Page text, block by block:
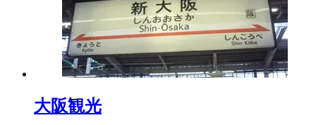
大阪観光